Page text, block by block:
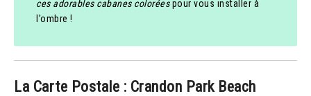
ces adorables cabanes coloréespour vous installer à
l’ombre !
La Carte Postale : Crandon Park Beach